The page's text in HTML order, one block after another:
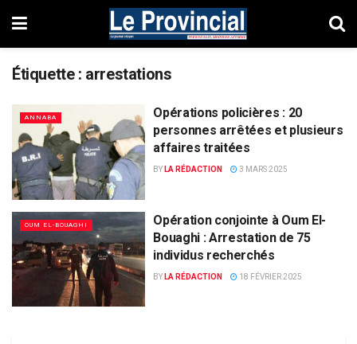
Étiquette : arrestations
ANNABA
Opérations policières : 20
personnes arrêtées et plusieurs
affaires traitées
BY LA RÉDACTION 3 MARS 2025
OUM EL-BOUAGHI
Opération conjointe à Oum El-
Bouaghi : Arrestation de 75
individus recherchés
BY LA RÉDACTION 18 FÉVRIER 2025